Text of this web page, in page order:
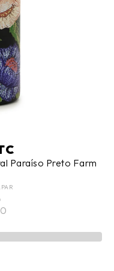
Paraíso Preto Farm